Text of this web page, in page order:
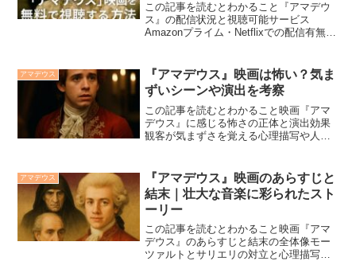
この記事を読むとわかること『アマデウ
ス』の配信状況と視聴可能サービス
Amazonプライム・Netflixでの配信有無無
賞した名作映画ですが、配信状況は時期
によって変動...
アマデウス
『アマデウス』映画は怖い？気ま
ずいシーンや演出を考察
この記事を読むとわかること映画『アマ
デウス』に感じる怖さの正体と演出効果
観客が気まずさを覚える心理描写や人間
ルトとサリエリの才能と嫉妬、そして信
仰という複雑なテーマを描...
アマデウス
『アマデウス』映画のあらすじと
結末｜壮大な音楽に彩られたスト
ーリー
この記事を読むとわかること映画『アマ
デウス』のあらすじと結末の全体像モー
ツァルトとサリエリの対立と心理描写音